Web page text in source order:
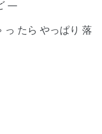
―
っ たら やっぱり 落